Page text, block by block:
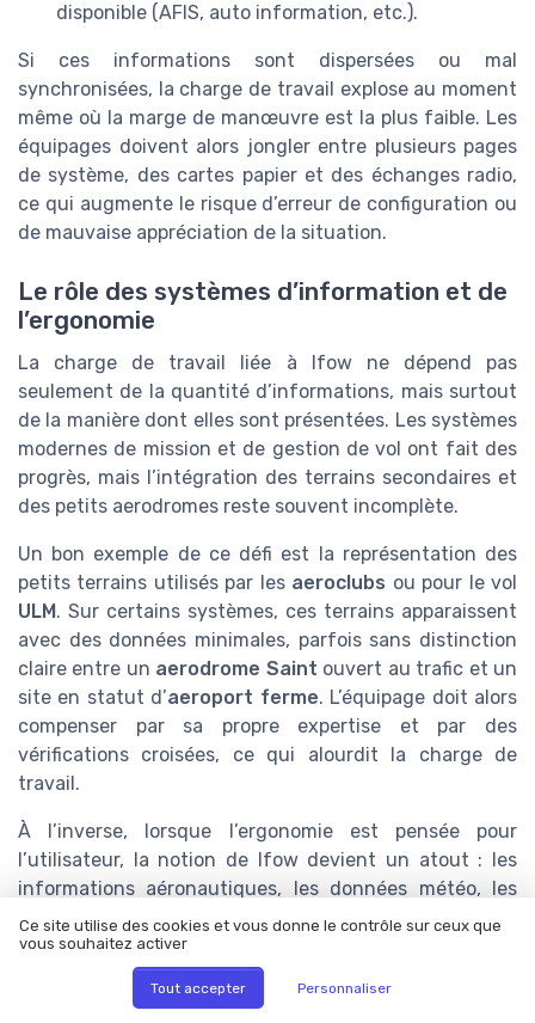
disponible (AFIS, auto information, etc.).
Si ces informations sont dispersées ou mal
synchronisées, la charge de travail explose au moment
même où la marge de manœuvre est la plus faible. Les
équipages doivent alors jongler entre plusieurs pages
de système, des cartes papier et des échanges radio,
ce qui augmente le risque d’erreur de configuration ou
de mauvaise appréciation de la situation.
Le rôle des systèmes d’information et de
l’ergonomie
La charge de travail liée à lfow ne dépend pas
seulement de la quantité d’informations, mais surtout
de la manière dont elles sont présentées. Les systèmes
modernes de mission et de gestion de vol ont fait des
progrès, mais l’intégration des terrains secondaires et
des petits aerodromes reste souvent incomplète.
Un bon exemple de ce défi est la représentation des
petits terrains utilisés par les aeroclubs ou pour le vol
ULM. Sur certains systèmes, ces terrains apparaissent
avec des données minimales, parfois sans distinction
claire entre un aerodrome Saint ouvert au trafic et un
site en statut d’aeroport ferme. L’équipage doit alors
compenser par sa propre expertise et par des
vérifications croisées, ce qui alourdit la charge de
travail.
À l’inverse, lorsque l’ergonomie est pensée pour
l’utilisateur, la notion de lfow devient un atout : les
informations aéronautiques, les données météo, les
caractéristiques des pistes et les contraintes locales
sont agrégées dans une vue unique, contextualisée
par la phase de vol. L’équipage peut alors se concentrer
sur la décision, pas sur la recherche d’information.
Ce site utilise des cookies et vous donne le contrôle sur ceux que
vous souhaitez activer
Tout accepter Personnaliser